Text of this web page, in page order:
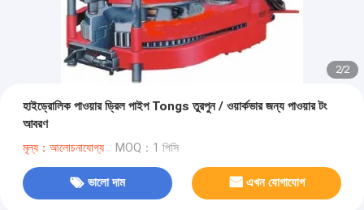
2/2
হাইড্রোলিক পাওয়ার ড্রিল পাইপ Tongs তুরপুন / ওয়ার্কভার জন্য পাওয়ার টং
আবরণ
মূল্য：আলোচনাযোগ্য MOQ：1 পিসি
ভালো দাম এখন যোগাযোগ